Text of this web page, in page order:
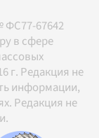
ФС77-67642
в сфере
г. Редакция не
информации,
Редакция не